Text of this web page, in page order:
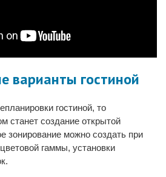
варианты гостиной
гостиной, то
станет создание открытой
зонирование можно создать при
гаммы, установки